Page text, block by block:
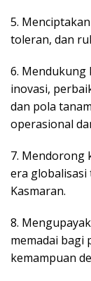
5.
toleran, dan
6. Mendukung
inovasi,
dan pola
operasional
7. Mendorong
era
Kasmaran.
8.
memadai bagi
kemampuan